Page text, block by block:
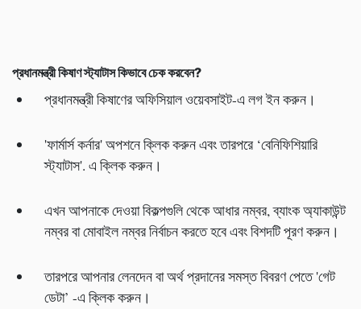
প্রধানমন্ত্রী কিষাণ স্ট্যাটাস কিভাবে চেক করবেন?
প্রধানমন্ত্রী কিষাণের অফিসিয়াল ওয়েবসাইট-এ লগ ইন করুন।
'ফার্মার্স কর্নার' অপশনে ক্লিক করুন এবং তারপরে ‘বেনিফিশিয়ারি
স্ট্যাটাস'. এ ক্লিক করুন।
এখন আপনাকে দেওয়া বিকল্পগুলি থেকে আধার নম্বর, ব্যাংক অ্যাকাউন্ট
নম্বর বা মোবাইল নম্বর নির্বাচন করতে হবে এবং বিশদটি পূরণ করুন।
তারপরে আপনার লেনদেন বা অর্থ প্রদানের সমস্ত বিবরণ পেতে 'গেট
ডেটা’ -এ ক্লিক করুন।